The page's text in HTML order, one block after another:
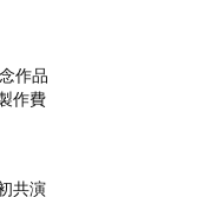
作品
作費
共演